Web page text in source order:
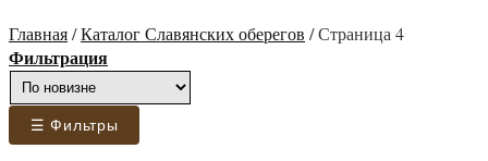
Главная/Каталог Славянских оберегов /Страница 4
Фильтрация
☰ Фильтры